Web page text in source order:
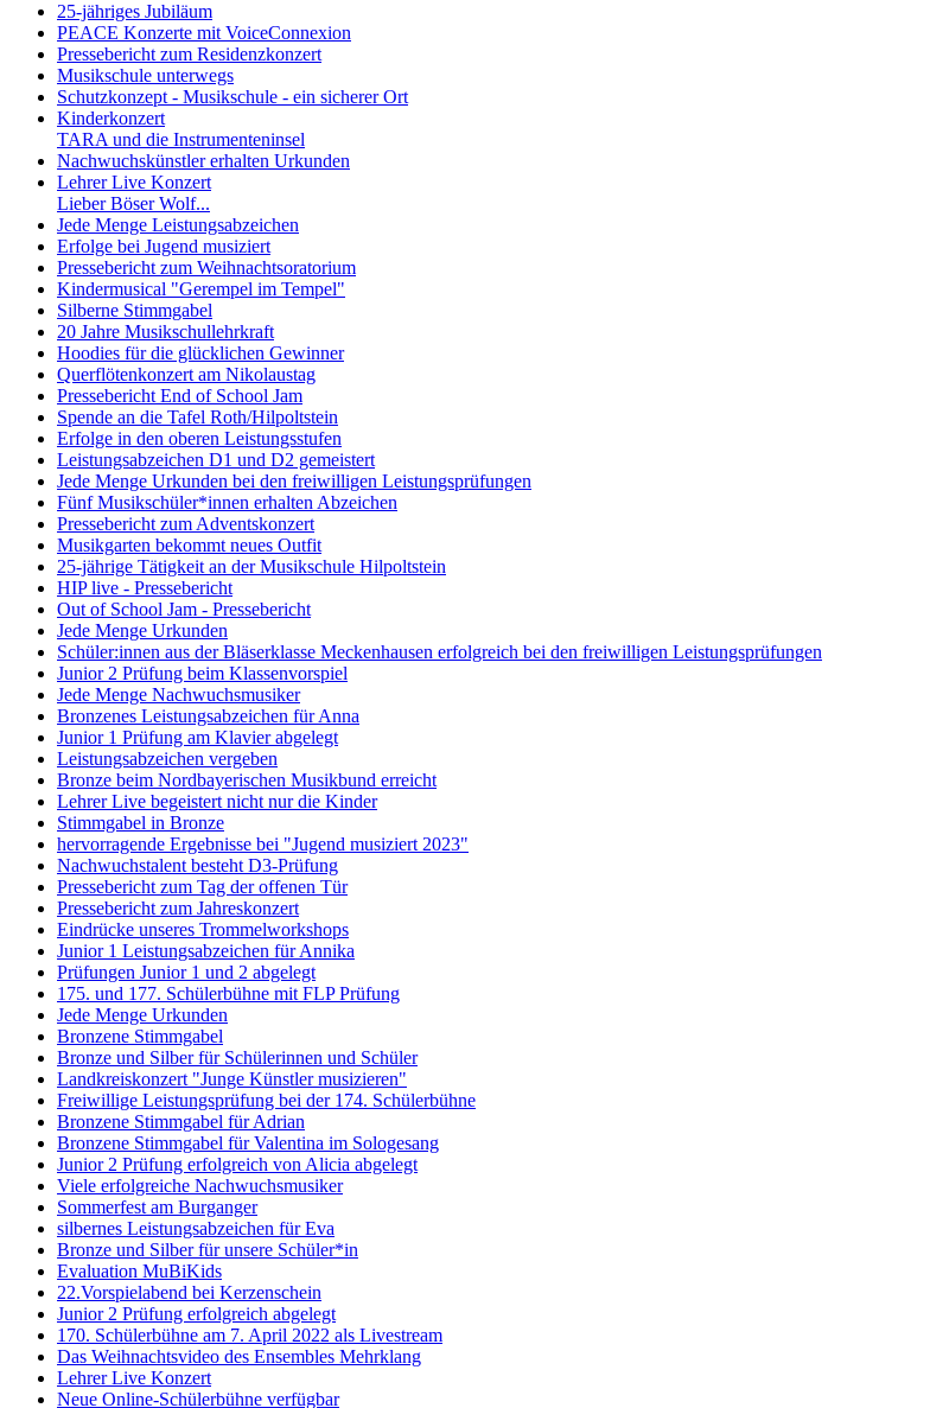
25-jähriges Jubiläum
PEACE Konzerte mit VoiceConnexion
Pressebericht zum Residenzkonzert
Musikschule unterwegs
Schutzkonzept - Musikschule - ein sicherer Ort
Kinderkonzert
TARA und die Instrumenteninsel
Nachwuchskünstler erhalten Urkunden
Lehrer Live Konzert
Lieber Böser Wolf...
Jede Menge Leistungsabzeichen
Erfolge bei Jugend musiziert
Pressebericht zum Weihnachtsoratorium
Kindermusical "Gerempel im Tempel"
Silberne Stimmgabel
20 Jahre Musikschullehrkraft
Hoodies für die glücklichen Gewinner
Querflötenkonzert am Nikolaustag
Pressebericht End of School Jam
Spende an die Tafel Roth/Hilpoltstein
Erfolge in den oberen Leistungsstufen
Leistungsabzeichen D1 und D2 gemeistert
Jede Menge Urkunden bei den freiwilligen Leistungsprüfungen
Fünf Musikschüler*innen erhalten Abzeichen
Pressebericht zum Adventskonzert
Musikgarten bekommt neues Outfit
25-jährige Tätigkeit an der Musikschule Hilpoltstein
HIP live - Pressebericht
Out of School Jam - Pressebericht
Jede Menge Urkunden
Schüler:innen aus der Bläserklasse Meckenhausen erfolgreich bei den freiwilligen Leistungsprüfungen
Junior 2 Prüfung beim Klassenvorspiel
Jede Menge Nachwuchsmusiker
Bronzenes Leistungsabzeichen für Anna
Junior 1 Prüfung am Klavier abgelegt
Leistungsabzeichen vergeben
Bronze beim Nordbayerischen Musikbund erreicht
Lehrer Live begeistert nicht nur die Kinder
Stimmgabel in Bronze
hervorragende Ergebnisse bei "Jugend musiziert 2023"
Nachwuchstalent besteht D3-Prüfung
Pressebericht zum Tag der offenen Tür
Pressebericht zum Jahreskonzert
Eindrücke unseres Trommelworkshops
Junior 1 Leistungsabzeichen für Annika
Prüfungen Junior 1 und 2 abgelegt
175. und 177. Schülerbühne mit FLP Prüfung
Jede Menge Urkunden
Bronzene Stimmgabel
Bronze und Silber für Schülerinnen und Schüler
Landkreiskonzert "Junge Künstler musizieren"
Freiwillige Leistungsprüfung bei der 174. Schülerbühne
Bronzene Stimmgabel für Adrian
Bronzene Stimmgabel für Valentina im Sologesang
Junior 2 Prüfung erfolgreich von Alicia abgelegt
Viele erfolgreiche Nachwuchsmusiker
Sommerfest am Burganger
silbernes Leistungsabzeichen für Eva
Bronze und Silber für unsere Schüler*in
Evaluation MuBiKids
22.Vorspielabend bei Kerzenschein
Junior 2 Prüfung erfolgreich abgelegt
170. Schülerbühne am 7. April 2022 als Livestream
Das Weihnachtsvideo des Ensembles Mehrklang
Lehrer Live Konzert
Neue Online-Schülerbühne verfügbar